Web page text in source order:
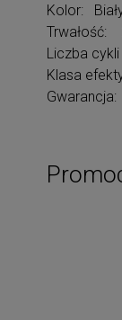
Kolor:
Trwałość:
Liczba
Klasa